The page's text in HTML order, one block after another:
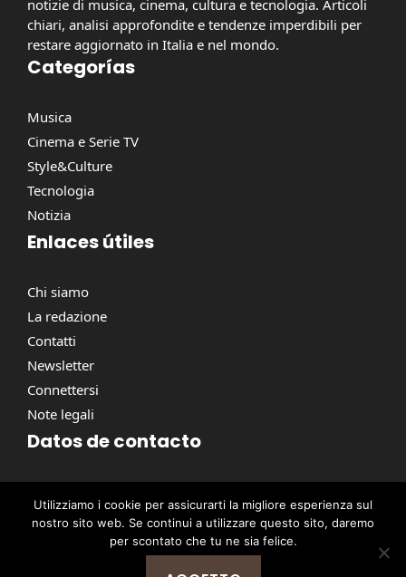
notizie di musica, cinema, cultura e tecnologia. Articoli
chiari, analisi approfondite e tendenze imperdibili per
restare aggiornato in Italia e nel mondo.
Categorías
Musica
Cinema e Serie TV
Style&Culture
Tecnologia
Notizia
Enlaces útiles
Chi siamo
La redazione
Contatti
Newsletter
Connettersi
Note legali
Datos de contacto
contact@pausacaffe.net
+39 06 9453 2781
Utilizziamo i cookie per assicurarti la migliore esperienza sul
nostro sito web. Se continui a utilizzare questo sito, daremo
per scontato che tu ne sia felice.